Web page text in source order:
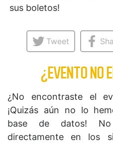
sus boletos!
Tweet
¿EVENTO NO
¿No encontraste el
¡Quizás aún no lo
base de datos!
directamente en los